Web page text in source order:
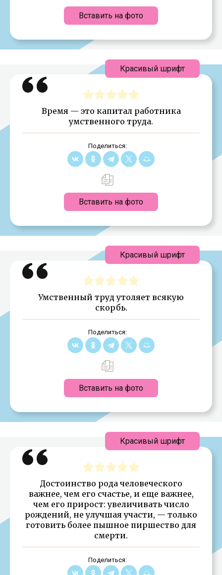
Вставить на фото
Время — это капитал работника
умственного труда.
Поделиться:
Вставить на фото
Красивый шрифт
Умственный труд утоляет всякую
скорбь.
Поделиться:
Вставить на фото
Красивый шрифт
Достоинство рода человеческого
важнее, чем его счастье, и еще важнее,
чем его прирост: увеличивать число
рождений, не улучшая участи, — только
готовить более пышное пиршество для
смерти.
Поделиться:
Красивый шрифт